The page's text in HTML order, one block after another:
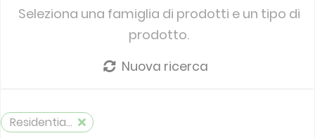
Seleziona una famiglia di prodotti e un tipo di
prodotto.
Nuova ricerca
Residential air handling unit self-adjusting